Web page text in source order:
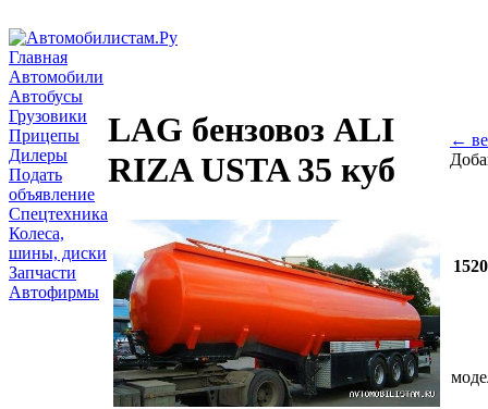
Главная
Автомобили
Автобусы
Грузовики
Прицепы
Дилеры
Подать
объявление
Спецтехника
Колеса,
шины, диски
Запчасти
Автофирмы
LAG бензовоз ALI
RIZA USTA 35 куб
←